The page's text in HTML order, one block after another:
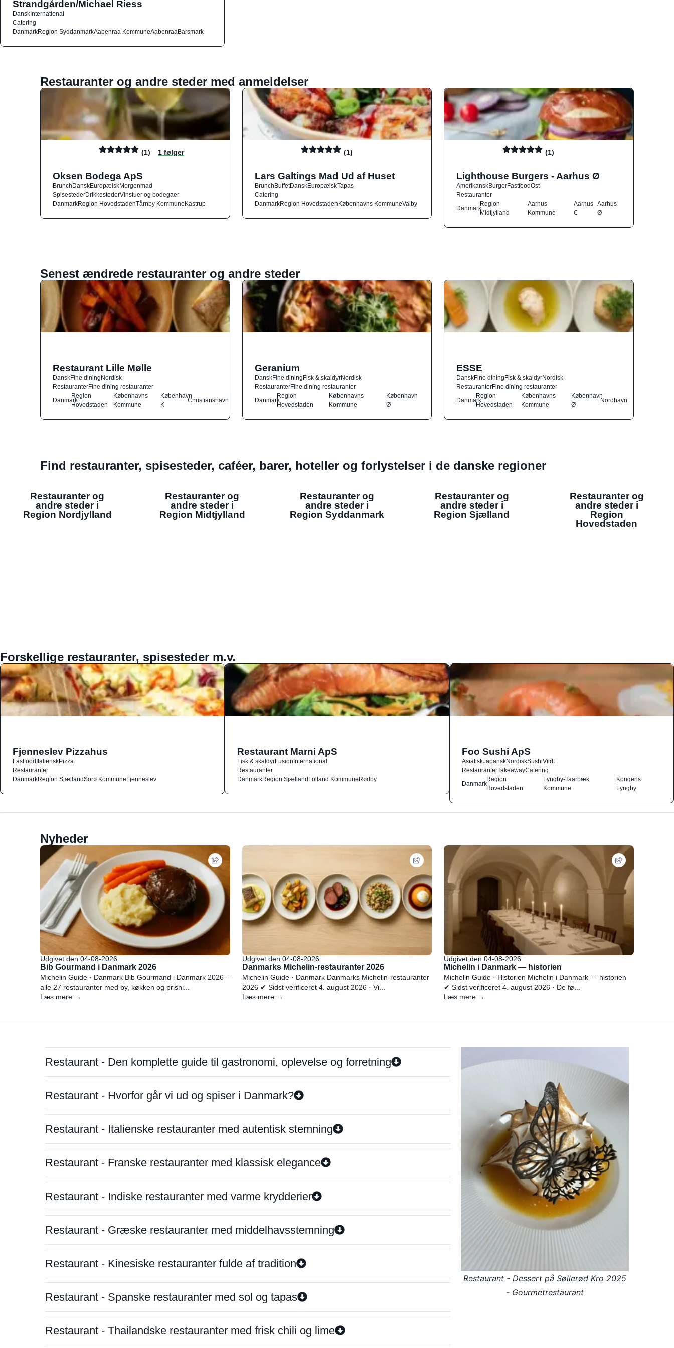
Strandgården/Michael Riess
DanskInternational
Catering
DanmarkRegion SyddanmarkAabenraa KommuneAabenraaBarsmark
Restauranter og andre steder med anmeldelser
(1) 1 følger
Oksen Bodega ApS
BrunchDanskEuropæiskMorgenmad
SpisestederDrikkestederVinstuer og bodegaer
DanmarkRegion HovedstadenTårnby KommuneKastrup
(1)
Lars Galtings Mad Ud af Huset
BrunchBuffetDanskEuropæiskTapas
Catering
DanmarkRegion HovedstadenKøbenhavns KommuneValby
(1)
Lighthouse Burgers - Aarhus Ø
AmerikanskBurgerFastfoodOst
Restauranter
Danmark
Region
Midtjylland
Aarhus
Kommune
Aarhus
C
Aarhus
Ø
Senest ændrede restauranter og andre steder
Restaurant Lille Mølle
DanskFine diningNordisk
RestauranterFine dining restauranter
Danmark
Region
Hovedstaden
Københavns
Kommune
København
K
Christianshavn
Geranium
DanskFine diningFisk & skaldyrNordisk
RestauranterFine dining restauranter
Danmark
Region
Hovedstaden
Københavns
Kommune
København
Ø
ESSE
DanskFine diningFisk & skaldyrNordisk
RestauranterFine dining restauranter
Danmark
Region
Hovedstaden
Københavns
Kommune
København
Ø
Nordhavn
Find restauranter, spisesteder, caféer, barer, hoteller og forlystelser i de danske regioner
Restauranter og
andre steder i
Region Nordjylland
Restauranter og
andre steder i
Region Midtjylland
Restauranter og
andre steder i
Region Syddanmark
Restauranter og
andre steder i
Region Sjælland
Restauranter og
andre steder i
Region
Hovedstaden
Forskellige restauranter, spisesteder m.v.
Fjenneslev Pizzahus
FastfoodItalienskPizza
Restauranter
DanmarkRegion SjællandSorø KommuneFjenneslev
Restaurant Marni ApS
Fisk & skaldyrFusionInternational
Restauranter
DanmarkRegion SjællandLolland KommuneRødby
Foo Sushi ApS
AsiatiskJapanskNordiskSushiVildt
RestauranterTakeawayCatering
Danmark
Region
Hovedstaden
Lyngby-Taarbæk
Kommune
Kongens
Lyngby
Nyheder
Udgivet den 04-08-2026
Bib Gourmand i Danmark 2026
Michelin Guide · Danmark Bib Gourmand i Danmark 2026 –
alle 27 restauranter med by, køkken og prisni...
Læs mere →
Udgivet den 04-08-2026
Danmarks Michelin-restauranter 2026
Michelin Guide · Danmark Danmarks Michelin-restauranter
2026 ✔ Sidst verificeret 4. august 2026 · Vi...
Læs mere →
Udgivet den 04-08-2026
Michelin i Danmark — historien
Michelin Guide · Historien Michelin i Danmark — historien
✔ Sidst verificeret 4. august 2026 · De fø...
Læs mere →
Restaurant - Den komplette guide til gastronomi, oplevelse og forretning
Restaurant - Hvorfor går vi ud og spiser i Danmark?
Restaurant - Italienske restauranter med autentisk stemning
Restaurant - Franske restauranter med klassisk elegance
Restaurant - Indiske restauranter med varme krydderier
Restaurant - Græske restauranter med middelhavsstemning
Restaurant - Kinesiske restauranter fulde af tradition
Restaurant - Spanske restauranter med sol og tapas
Restaurant - Thailandske restauranter med frisk chili og lime
Restaurant - Dessert på Søllerød Kro 2025
- Gourmetrestaurant